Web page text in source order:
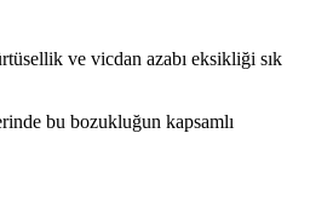
ve vicdan azabı eksikliği sık
bu bozukluğun kapsamlı